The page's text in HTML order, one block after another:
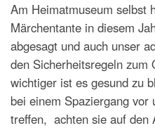
Am Heimatmuseum selbst
Märchentante in diesem
abgesagt und auch unser
den Sicherheitsregeln
wichtiger ist es gesund zu
bei einem Spaziergang vor
treffen, achten sie auf den